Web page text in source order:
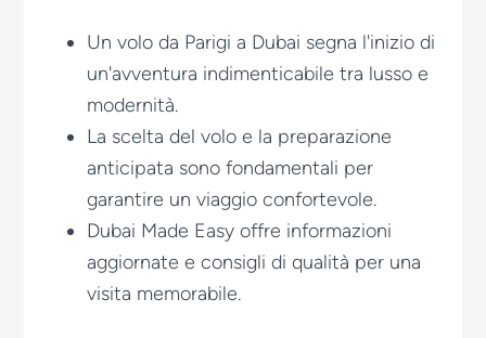
Un volo da Parigi a Dubai segna l'inizio di
un'avventura indimenticabile tra lusso e
modernità.
La scelta del volo e la preparazione
anticipata sono fondamentali per
garantire un viaggio confortevole.
Dubai Made Easy offre informazioni
aggiornate e consigli di qualità per una
visita memorabile.